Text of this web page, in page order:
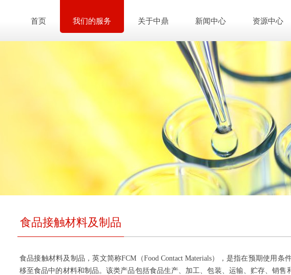
首页 我们的服务 关于中鼎 新闻中心 资源中心
食品接触材料及制品
食品接触材料及制品，英文简称FCM（Food Contact Materials），是指在预期使用
移至食品中的材料和制品。该类产品包括食品生产、加工、包装、运输、贮存、销